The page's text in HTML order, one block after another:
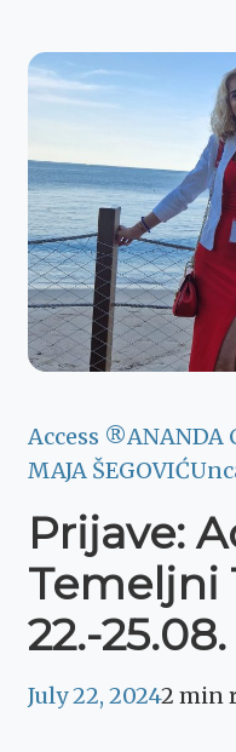
Access ®ANANDA
MAJA ŠEGOVIĆ
Prijave:
Temeljni
22.-25.08.
July 22, 20242 min